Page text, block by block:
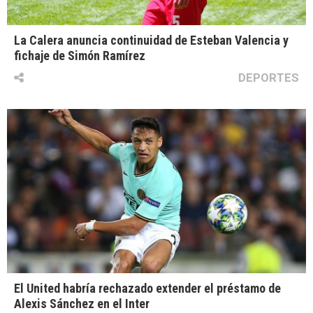
La Calera anuncia continuidad de Esteban Valencia y
fichaje de Simón Ramírez
DEPORTES
El United habría rechazado extender el préstamo de
Alexis Sánchez en el Inter